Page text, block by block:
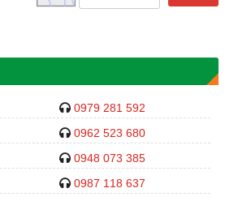
0979 281 592
0962 523 680
0948 073 385
0987 118 637